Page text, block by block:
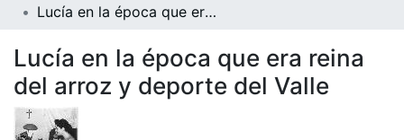
Lucía en la época que era reina del arroz y deporte del Valle
Lucía en la época que era reina
del arroz y deporte del Valle